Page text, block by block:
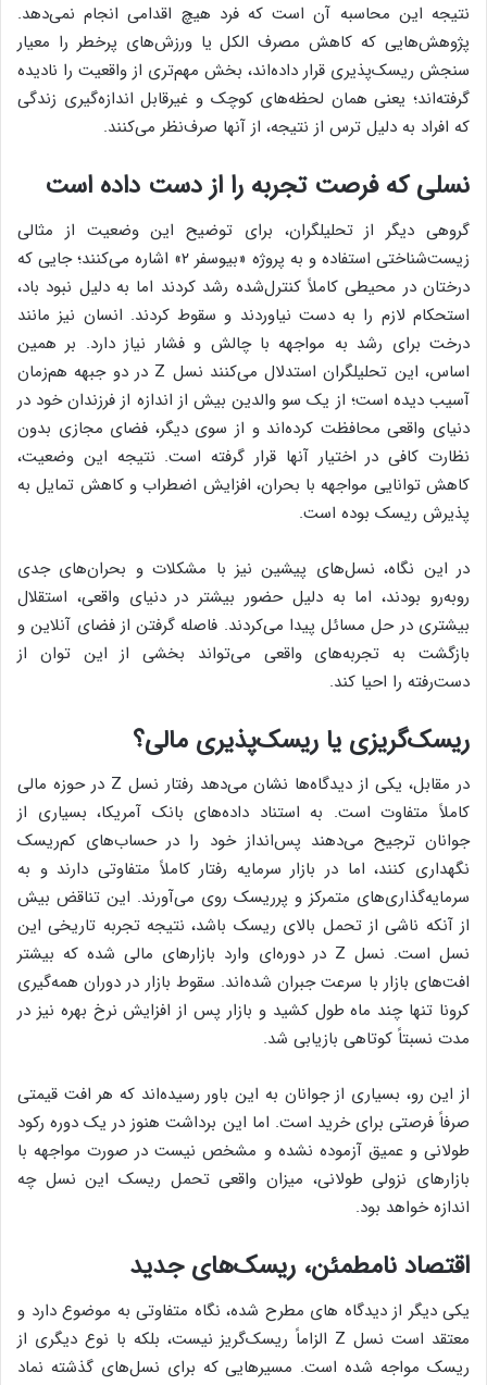
نتیجه این محاسبه آن است که فرد هیچ اقدامی انجام نمی‌دهد.
پژوهش‌هایی که کاهش مصرف الکل یا ورزش‌های پرخطر را معیار
سنجش ریسک‌پذیری قرار داده‌اند، بخش مهم‌تری از واقعیت را نادیده
گرفته‌اند؛ یعنی همان لحظه‌های کوچک و غیرقابل اندازه‌گیری زندگی
که افراد به دلیل ترس از نتیجه، از آنها صرف‌نظر می‌کنند.
نسلی که فرصت تجربه را از دست داده است
گروهی دیگر از تحلیلگران، برای توضیح این وضعیت از مثالی
زیست‌شناختی استفاده و به پروژه «بیوسفر ۲» اشاره می‌کنند؛ جایی که
درختان در محیطی کاملاً کنترل‌شده رشد کردند اما به دلیل نبود باد،
استحکام لازم را به دست نیاوردند و سقوط کردند. انسان نیز مانند
درخت برای رشد به مواجهه با چالش و فشار نیاز دارد. بر همین
اساس، این تحلیلگران استدلال می‌کنند نسل Z در دو جبهه هم‌زمان
آسیب دیده است؛ از یک سو والدین بیش از اندازه از فرزندان خود در
دنیای واقعی محافظت کرده‌اند و از سوی دیگر، فضای مجازی بدون
نظارت کافی در اختیار آنها قرار گرفته است. نتیجه این وضعیت،
کاهش توانایی مواجهه با بحران، افزایش اضطراب و کاهش تمایل به
پذیرش ریسک بوده است.
در این نگاه، نسل‌های پیشین نیز با مشکلات و بحران‌های جدی
روبه‌رو بودند، اما به دلیل حضور بیشتر در دنیای واقعی، استقلال
بیشتری در حل مسائل پیدا می‌کردند. فاصله گرفتن از فضای آنلاین و
بازگشت به تجربه‌های واقعی می‌تواند بخشی از این توان از
دست‌رفته را احیا کند.
ریسک‌گریزی یا ریسک‌پذیری مالی؟
در مقابل، یکی از دیدگاه‌ها نشان می‌دهد رفتار نسل Z در حوزه مالی
کاملاً متفاوت است. به استناد داده‌های بانک آمریکا، بسیاری از
جوانان ترجیح می‌دهند پس‌انداز خود را در حساب‌های کم‌ریسک
نگهداری کنند، اما در بازار سرمایه رفتار کاملاً متفاوتی دارند و به
سرمایه‌گذاری‌های متمرکز و پرریسک روی می‌آورند. این تناقض بیش
از آنکه ناشی از تحمل بالای ریسک باشد، نتیجه تجربه تاریخی این
نسل است. نسل Z در دوره‌ای وارد بازارهای مالی شده که بیشتر
افت‌های بازار با سرعت جبران شده‌اند. سقوط بازار در دوران همه‌گیری
کرونا تنها چند ماه طول کشید و بازار پس از افزایش نرخ بهره نیز در
مدت نسبتاً کوتاهی بازیابی شد.
از این رو، بسیاری از جوانان به این باور رسیده‌اند که هر افت قیمتی
صرفاً فرصتی برای خرید است. اما این برداشت هنوز در یک دوره رکود
طولانی و عمیق آزموده نشده و مشخص نیست در صورت مواجهه با
بازارهای نزولی طولانی، میزان واقعی تحمل ریسک این نسل چه
اندازه خواهد بود.
اقتصاد نامطمئن، ریسک‌های جدید
یکی دیگر از دیدگاه های مطرح شده، نگاه متفاوتی به موضوع دارد و
معتقد است نسل Z الزاماً ریسک‌گریز نیست، بلکه با نوع دیگری از
ریسک مواجه شده است. مسیرهایی که برای نسل‌های گذشته نماد